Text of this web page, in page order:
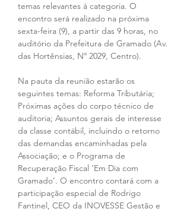
temas relevantes à categoria. O
encontro será realizado na próxima
sexta-feira (9), a partir das 9 horas, no
auditório da Prefeitura de Gramado (Av.
das Hortênsias, Nº 2029, Centro).
Na pauta da reunião estarão os
seguintes temas: Reforma Tributária;
Próximas ações do corpo técnico de
auditoria; Assuntos gerais de interesse
da classe contábil, incluindo o retorno
das demandas encaminhadas pela
Associação; e o Programa de
Recuperação Fiscal ‘Em Dia com
Gramado’. O encontro contará com a
participação especial de Rodrigo
Fantinel, CEO da INOVESSE Gestão e